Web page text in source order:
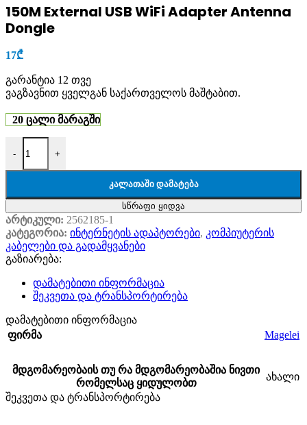
150M External USB WiFi Adapter Antenna
Dongle
17₾
გარანტია 12 თვე
ვაგზავნით ყველგან საქართველოს მაშტაბით.
20 ცალი მარაგში
- +
ᲙᲐᲚᲐᲗᲐᲨᲘ ᲓᲐᲛᲐᲢᲔᲑᲐ
სწრაფი ყიდვა
არტიკული: 2562185-1
კატეგორია: ინტერნეტის ადაპტორები, კომპიუტერის
კაბელები და გადამყვანები
გაზიარება:
დამატებითი ინფორმაცია
შეკვეთა და ტრანსპორტირება
დამატებითი ინფორმაცია
ფირმა
Magelei
მდგომარეობაის თუ რა მდგომარეობაშია ნივთი
რომელსაც ყიდულობთ
ახალი
შეკვეთა და ტრანსპორტირება